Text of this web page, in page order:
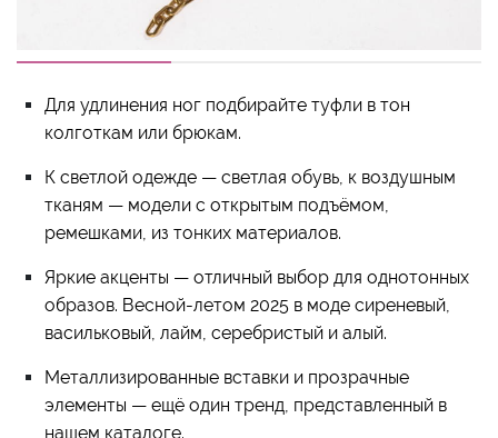
Для удлинения ног подбирайте туфли в тон
колготкам или брюкам.
К светлой одежде — светлая обувь, к воздушным
тканям — модели с открытым подъёмом,
ремешками, из тонких материалов.
Яркие акценты — отличный выбор для однотонных
образов. Весной-летом 2025 в моде сиреневый,
васильковый, лайм, серебристый и алый.
Металлизированные вставки и прозрачные
элементы — ещё один тренд, представленный в
нашем каталоге.